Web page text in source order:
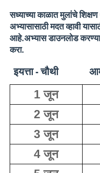
सध्याच्या काळात मुलांचे
अभ्यासासाठी मदत व्हावी
आहे.अभ्यास डाउनलोड
करा.
इयत्ता - चौथी
1 जून
2 जून
3 जून
4 जून